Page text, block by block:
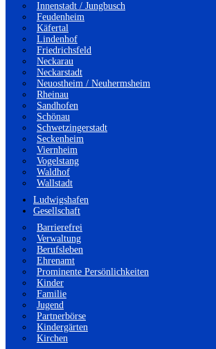
Innenstadt / Jungbusch
Feudenheim
Käfertal
Lindenhof
Friedrichsfeld
Neckarau
Neckarstadt
Neuostheim / Neuhermsheim
Rheinau
Sandhofen
Schönau
Schwetzingerstadt
Seckenheim
Viernheim
Vogelstang
Waldhof
Wallstadt
Ludwigshafen
Gesellschaft
Barrierefrei
Verwaltung
Berufsleben
Ehrenamt
Prominente Persönlichkeiten
Kinder
Familie
Jugend
Partnerbörse
Kindergärten
Kirchen